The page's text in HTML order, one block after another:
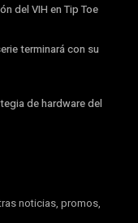
del VIH en Tip Toe
terminará con su
de hardware del
noticias, promos,